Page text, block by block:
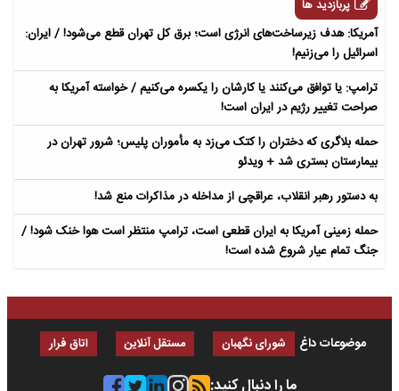
پربازدید ها
آمریکا: هدف زیرساخت‌های انرژی است؛ برق کل تهران قطع می‌شود! / ایران:
اسرائیل را می‌زنیم!
ترامپ: یا توافق می‌کنند یا کارشان را یکسره می‌کنیم / خواسته آمریکا به
صراحت تغییر رژیم در ایران است!
حمله بلاگری که دختران را کتک می‌زد به مأموران پلیس؛ شرور تهران در
بیمارستان بستری شد + ویدئو
به دستور رهبر انقلاب، عراقچی از مداخله در مذاکرات منع شد!
حمله زمینی آمریکا به ایران قطعی است، ترامپ منتظر است هوا خنک شود! /
جنگ تمام عیار شروع شده است!
موضوعات داغ شورای نگهبان مستقل آنلاین اتاق فرار
ما را دنبال کنید: